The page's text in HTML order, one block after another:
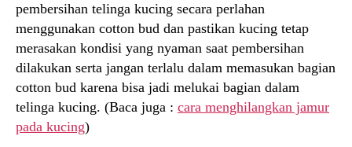
pembersihan telinga kucing secara perlahan
menggunakan cotton bud dan pastikan kucing tetap
merasakan kondisi yang nyaman saat pembersihan
dilakukan serta jangan terlalu dalam memasukan bagian
cotton bud karena bisa jadi melukai bagian dalam
telinga kucing. (Baca juga : cara menghilangkan jamur
pada kucing)